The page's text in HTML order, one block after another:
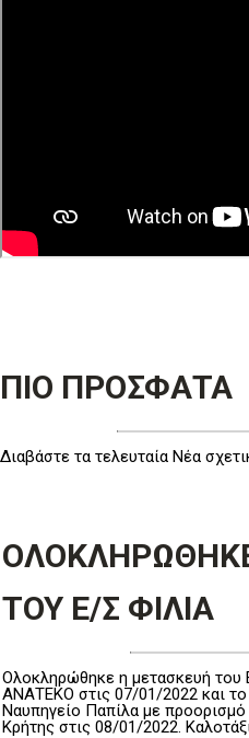
ΠΙΟ ΠΡΟΣΦΑΤΑ
Διαβάστε τα τελευταία Νέα
ΤΟΥ Ε/Σ ΦΙΛΙΑ
Ολοκληρώθηκε η μετασκευή του
ΑΝΑΤΕΚΟ στις 07/01/2022 και
Ναυπηγείο Παπίλα με προορισμό
Κρήτης στις 08/01/2022.